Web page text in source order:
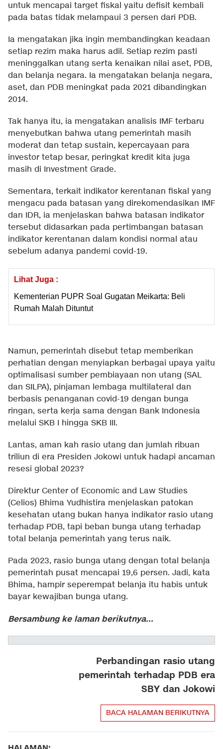
untuk mencapai target fiskal yaitu defisit kembali
pada batas tidak melampaui 3 persen dari PDB.
Ia mengatakan jika ingin membandingkan keadaan
setiap rezim maka harus adil. Setiap rezim pasti
meninggalkan utang serta kenaikan nilai aset, PDB,
dan belanja negara. Ia mengatakan belanja negara,
aset, dan PDB meningkat pada 2021 dibandingkan
2014.
Tak hanya itu, ia mengatakan analisis IMF terbaru
menyebutkan bahwa utang pemerintah masih
moderat dan tetap sustain, kepercayaan para
investor tetap besar, peringkat kredit kita juga
masih di Investment Grade.
Sementara, terkait indikator kerentanan fiskal yang
mengacu pada batasan yang direkomendasikan IMF
dan IDR, ia menjelaskan bahwa batasan indikator
tersebut didasarkan pada pertimbangan batasan
indikator kerentanan dalam kondisi normal atau
sebelum adanya pandemi covid-19.
Lihat Juga :
Kementerian PUPR Soal Gugatan Meikarta: Beli
Rumah Malah Dituntut
Namun, pemerintah disebut tetap memberikan
perhatian dengan menyiapkan berbagai upaya yaitu
optimalisasi sumber pembiayaan non utang (SAL
dan SILPA), pinjaman lembaga multilateral dan
berbasis penanganan covid-19 dengan bunga
ringan, serta kerja sama dengan Bank Indonesia
melalui SKB I hingga SKB III.
Lantas, aman kah rasio utang dan jumlah ribuan
triliun di era Presiden Jokowi untuk hadapi ancaman
resesi global 2023?
Direktur Center of Economic and Law Studies
(Celios) Bhima Yudhistira menjelaskan patokan
kesehatan utang bukan hanya indikator rasio utang
terhadap PDB, tapi beban bunga utang terhadap
total belanja pemerintah yang terus naik.
Pada 2023, rasio bunga utang dengan total belanja
pemerintah pusat mencapai 19,6 persen. Jadi, kata
Bhima, hampir seperempat belanja itu habis untuk
bayar kewajiban bunga utang.
Bersambung ke laman berikutnya...
Perbandingan rasio utang
pemerintah terhadap PDB era
SBY dan Jokowi
BACA HALAMAN BERIKUTNYA